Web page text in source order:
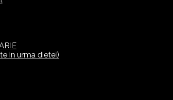
in urma dietei)